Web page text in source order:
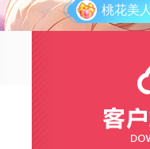
桃花美人